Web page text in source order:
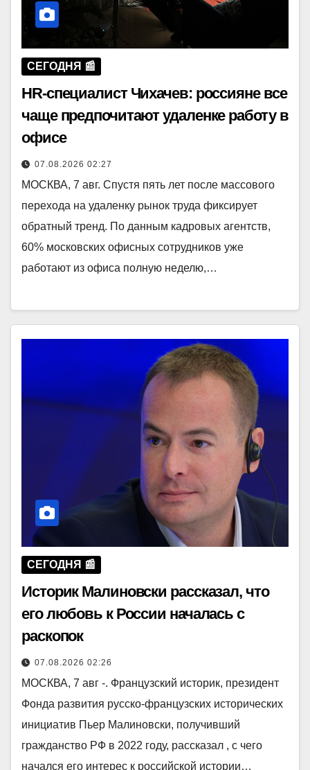
СЕГОДНЯ 📰
HR-специалист Чихачев: россияне все
чаще предпочитают удаленке работу в
офисе
07.08.2026 02:27
МОСКВА, 7 авг. Спустя пять лет после массового
перехода на удаленку рынок труда фиксирует
обратный тренд. По данным кадровых агентств,
60% московских офисных сотрудников уже
работают из офиса полную неделю,…
СЕГОДНЯ 📰
Историк Малиновски рассказал, что
его любовь к России началась с
раскопок
07.08.2026 02:26
МОСКВА, 7 авг -. Французский историк, президент
Фонда развития русско-французских исторических
инициатив Пьер Малиновски, получивший
гражданство РФ в 2022 году, рассказал , с чего
начался его интерес к российской истории…